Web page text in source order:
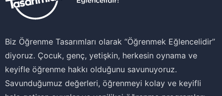
Biz Öğrenme Tasarımları olarak ‘‘Öğrenmek Eğlencelidir’’
diyoruz. Çocuk, genç, yetişkin, herkesin oynama ve
keyifle öğrenme hakkı olduğunu savunuyoruz.
Savunduğumuz değerleri, öğrenmeyi kolay ve keyifli